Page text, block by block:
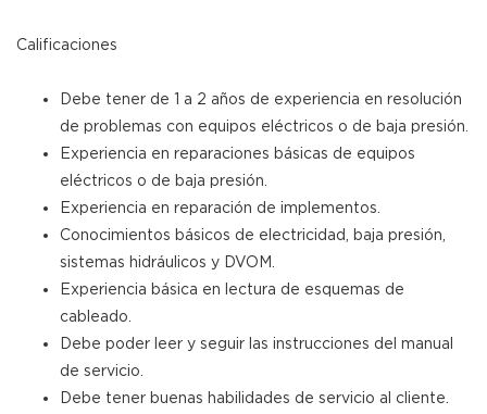
Calificaciones
Debe tener de 1 a 2 años de experiencia en resolución
de problemas con equipos eléctricos o de baja presión.
Experiencia en reparaciones básicas de equipos
eléctricos o de baja presión.
Experiencia en reparación de implementos.
Conocimientos básicos de electricidad, baja presión,
sistemas hidráulicos y DVOM.
Experiencia básica en lectura de esquemas de
cableado.
Debe poder leer y seguir las instrucciones del manual
de servicio.
Debe tener buenas habilidades de servicio al cliente.